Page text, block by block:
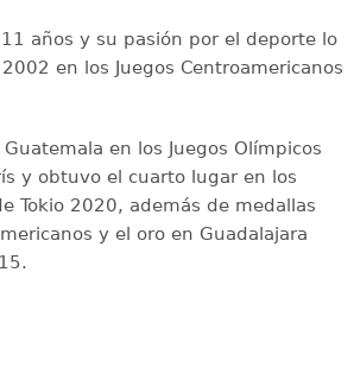
años y su pasión por el deporte lo
en los Juegos Centroamericanos
en los Juegos Olímpicos
y obtuvo el cuarto lugar en los
Tokio 2020, además de medallas
y el oro en Guadalajara